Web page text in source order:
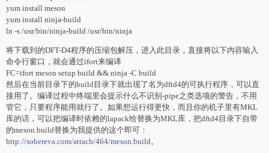
yum install meson
yum install ninja-build
ln -s /usr/bin/ninja-build /usr/bin/ninja
将下载到的DFT-D4程序的压缩包解压，进入此目录，直接将以下内容输入
命令行窗口，就会通过ifort来编译
FC=ifort meson setup build && ninja -C build
然后在当前目录下的build目录下就出现了名为dftd4的可执行程序，可以直
接用了。编译过程中终端里会提示什么不识别-pipe之类选项的警告，不用
管它，只要程序能用就行了。如果想运行得更快，而且你的机子里有MKL
库的话，可以把编译时依赖的lapack给替换为MKL库，把dftd4目录下自带
的meson.build替换为我提供的这个即可：
http://sobereva.com/attach/464/meson.build 。